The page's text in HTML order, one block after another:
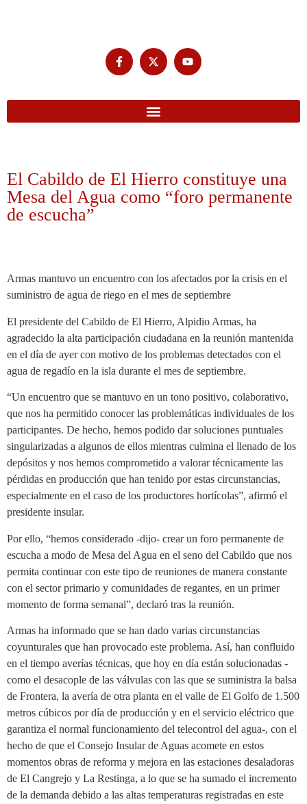
El Cabildo de El Hierro constituye una
Mesa del Agua como “foro permanente
de escucha”
Armas mantuvo un encuentro con los afectados por la crisis en el
suministro de agua de riego en el mes de septiembre
El presidente del Cabildo de El Hierro, Alpidio Armas, ha
agradecido la alta participación ciudadana en la reunión mantenida
en el día de ayer con motivo de los problemas detectados con el
agua de regadío en la isla durante el mes de septiembre.
“Un encuentro que se mantuvo en un tono positivo, colaborativo,
que nos ha permitido conocer las problemáticas individuales de los
participantes. De hecho, hemos podido dar soluciones puntuales
singularizadas a algunos de ellos mientras culmina el llenado de los
depósitos y nos hemos comprometido a valorar técnicamente las
pérdidas en producción que han tenido por estas circunstancias,
especialmente en el caso de los productores hortícolas”, afirmó el
presidente insular.
Por ello, “hemos considerado -dijo- crear un foro permanente de
escucha a modo de Mesa del Agua en el seno del Cabildo que nos
permita continuar con este tipo de reuniones de manera constante
con el sector primario y comunidades de regantes, en un primer
momento de forma semanal”, declaró tras la reunión.
Armas ha informado que se han dado varias circunstancias
coyunturales que han provocado este problema. Así, han confluido
en el tiempo averías técnicas, que hoy en día están solucionadas -
como el desacople de las válvulas con las que se suministra la balsa
de Frontera, la avería de otra planta en el valle de El Golfo de 1.500
metros cúbicos por día de producción y en el servicio eléctrico que
garantiza el normal funcionamiento del telecontrol del agua-, con el
hecho de que el Consejo Insular de Aguas acomete en estos
momentos obras de reforma y mejora en las estaciones desaladoras
de El Cangrejo y La Restinga, a lo que se ha sumado el incremento
de la demanda debido a las altas temperaturas registradas en este